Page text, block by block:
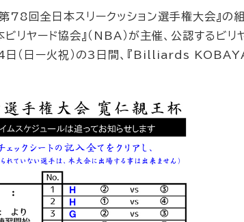
第78回全日本スリークッション選手権大会』の
リヤード協会』（NBA）が主催、公認するビリ
4日（日ー火祝）の3日間、『Billiards